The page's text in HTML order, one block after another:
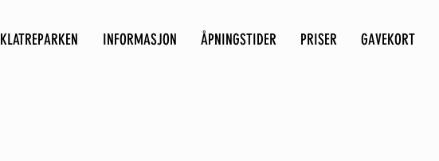
KLATREPARKEN INFORMASJON ÅPNINGSTIDER PRISER GAVEKORT